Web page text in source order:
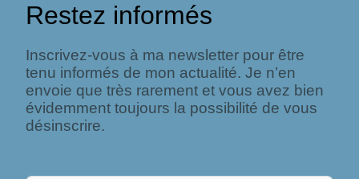
Restez informés
Inscrivez-vous à ma newsletter pour être
tenu informés de mon actualité. Je n’en
envoie que très rarement et vous avez bien
évidemment toujours la possibilité de vous
désinscrire.